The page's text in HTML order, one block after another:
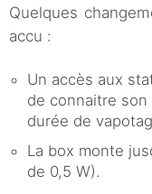
Quelques
accu :
Un accès aux
de connaitre son
durée de
La box monte
de 0,5 W).